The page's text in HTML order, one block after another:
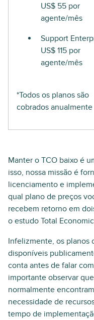
US$ 55 por
agente/mês
Support
US$ 115 por
agente/mês
*Todos os planos são
cobrados anualmente
Manter o TCO baixo é
isso, nossa missão é
licenciamento e
qual plano de preços
recebem retorno em
o estudo Total
Infelizmente, os planos
disponíveis
conta antes de falar
importante observar
normalmente
necessidade de
tempo de